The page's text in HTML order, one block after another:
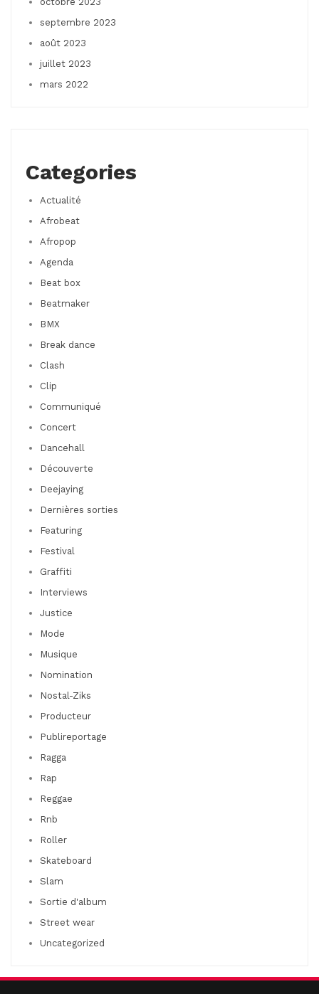
septembre 2023
août 2023
juillet 2023
mars 2022
Categories
Actualité
Afrobeat
Afropop
Agenda
Beat box
Beatmaker
BMX
Break dance
Clash
Clip
Communiqué
Concert
Dancehall
Découverte
Deejaying
Dernières sorties
Featuring
Festival
Graffiti
Interviews
Justice
Mode
Musique
Nomination
Nostal-Ziks
Producteur
Publireportage
Ragga
Rap
Reggae
Rnb
Roller
Skateboard
Slam
Sortie d'album
Street wear
Uncategorized